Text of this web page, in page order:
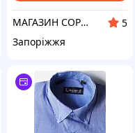
МАГАЗИН СОРОЧОК VIK
5
Запоріжжя